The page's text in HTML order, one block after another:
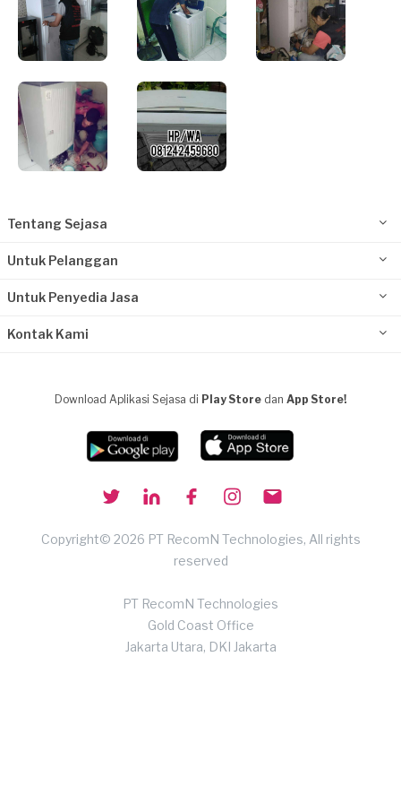
Tentang Sejasa
Untuk Pelanggan
Untuk Penyedia Jasa
Kontak Kami
Download Aplikasi Sejasa di Play Store dan App Store!
Copyright© 2026 PT RecomN Technologies, All rights
reserved
PT RecomN Technologies
Gold Coast Office
Jakarta Utara, DKI Jakarta